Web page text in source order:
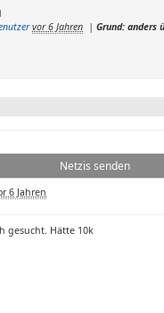
vor 6 Jahren | Grund: anders
Netzis senden
6 Jahren
gesucht. Hätte 10k